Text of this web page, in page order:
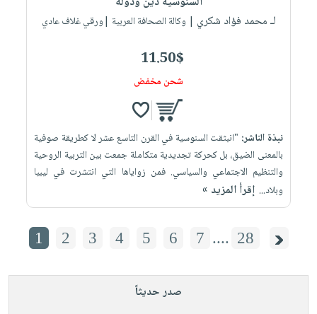
لـ محمد فؤاد شكري | وكالة الصحافة العربية |ورقي غلاف عادي
11.50$
شحن مخفض
نبذة الناشر: "انبثقت السنوسية في القرن التاسع عشر لا كطريقة صوفية
بالمعنى الضيق، بل كحركة تجديدية متكاملة جمعت بين التربية الروحية
والتنظيم الاجتماعي والسياسي. فمن زواياها التي انتشرت في ليبيا
وبلاد... إقرأ المزيد »
1 2 3 4 5 6 7 .... 28
صدر حديثاً